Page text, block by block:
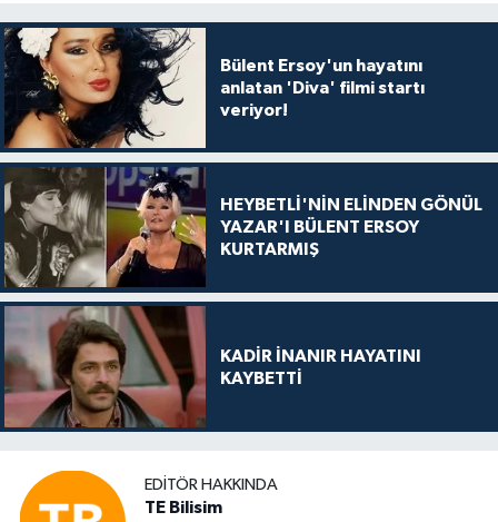
Bülent Ersoy'un hayatını
anlatan 'Diva' filmi startı
veriyor!
HEYBETLİ'NİN ELİNDEN GÖNÜL
YAZAR'I BÜLENT ERSOY
KURTARMIŞ
KADİR İNANIR HAYATINI
KAYBETTİ
EDITÖR HAKKINDA
TE Bilisim